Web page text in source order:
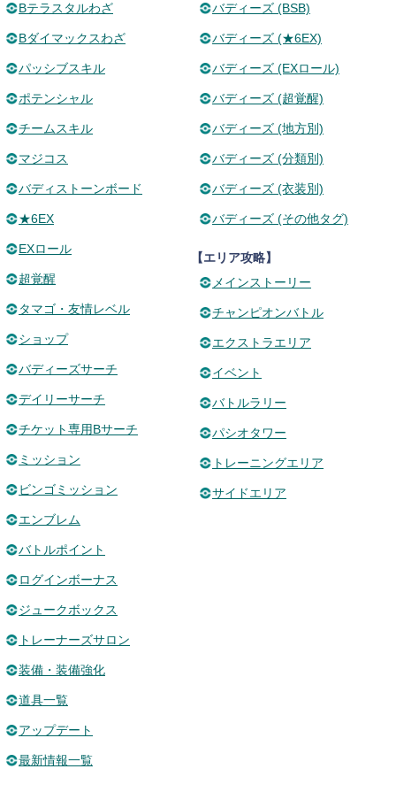
Bテラスタルわざ
Bダイマックスわざ
パッシブスキル
ポテンシャル
チームスキル
マジコス
バディストーンボード
★6EX
EXロール
超覚醒
タマゴ・友情レベル
ショップ
バディーズサーチ
デイリーサーチ
チケット専用Bサーチ
ミッション
ビンゴミッション
エンブレム
バトルポイント
ログインボーナス
ジュークボックス
トレーナーズサロン
装備・装備強化
道具一覧
アップデート
最新情報一覧
バディーズ (BSB)
バディーズ (★6EX)
バディーズ (EXロール)
バディーズ (超覚醒)
バディーズ (地方別)
バディーズ (分類別)
バディーズ (衣装別)
バディーズ (その他タグ)
【エリア攻略】
メインストーリー
チャンピオンバトル
エクストラエリア
イベント
バトルラリー
パシオタワー
トレーニングエリア
サイドエリア